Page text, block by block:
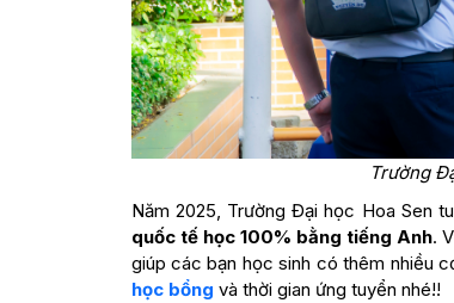
Trường
Năm 2025, Trường Đại học Hoa Sen
quốc tế học 100% bằng tiếng Anh.
giúp các bạn học sinh có thêm nhiều
học bổng và thời gian ứng tuyển nhé!!